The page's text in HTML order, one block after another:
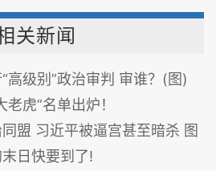
关新闻
高级别”政治审判 审谁？(图)
虎”名单出炉！
盟 习近平被逼宫甚至暗杀 图
日快要到了!